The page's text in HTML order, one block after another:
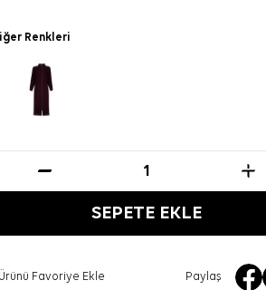
Renkleri
SEPETE EKLE
Ürünü Favoriye Ekle Paylaş